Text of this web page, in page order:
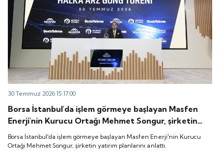
30 Temmuz 2026 15:17:00
Borsa İstanbul'da işlem görmeye başlayan Masfen
Enerji'nin Kurucu Ortağı Mehmet Songur, şirketin
yatırım planlarını anlattı.
Borsa İstanbul'da işlem görmeye başlayan Masfen Enerji'nin Kurucu
Ortağı Mehmet Songur, şirketin yatırım planlarını anlattı.